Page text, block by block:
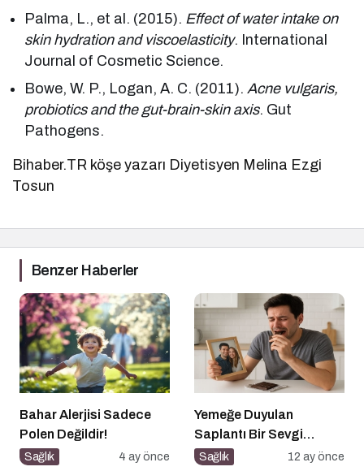
Palma, L., et al. (2015). Effect of water intake on
skin hydration and viscoelasticity. International
Journal of Cosmetic Science.
Bowe, W. P., Logan, A. C. (2011). Acne vulgaris,
probiotics and the gut-brain-skin axis. Gut
Pathogens.
Bihaber.TR köşe yazarı Diyetisyen Melina Ezgi
Tosun
Benzer Haberler
Bahar Alerjisi Sadece
Polen Değildir!
Sağlık 4 ay önce
Yemeğe Duyulan
Saplantı Bir Sevgi
İhtiyacıdır
Sağlık 12 ay önce